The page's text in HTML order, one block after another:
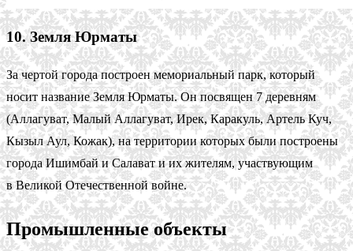
10. Земля Юрматы
За чертой города построен мемориальный парк, который
носит название Земля Юрматы. Он посвящен 7 деревням
(Аллагуват, Малый Аллагуват, Ирек, Каракуль, Артель Куч,
Кызыл Аул, Кожак), на территории которых были построены
города Ишимбай и Салават и их жителям, участвующим
в Великой Отечественной войне.
Промышленные объекты